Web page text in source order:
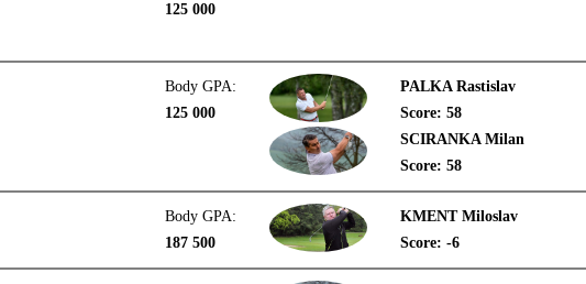
125 000
Body GPA:
125 000
PALKA Rastislav
Score: 58
SCIRANKA Milan
Score: 58
Body GPA:
187 500
KMENT Miloslav
Score: -6